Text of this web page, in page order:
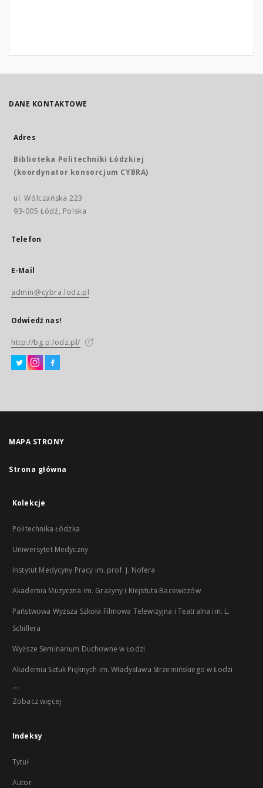
DANE KONTAKTOWE
Adres
Biblioteka Politechniki Łódzkiej
(koordynator konsorcjum CYBRA)
ul. Wólczańska 223
93-005 Łódź, Polska
Telefon
E-Mail
admin@cybra.lodz.pl
Odwiedź nas!
http://bg.p.lodz.pl/
MAPA STRONY
Strona główna
Kolekcje
Politechnika Łódzka
Uniwersytet Medyczny
Instytut Medycyny Pracy im. prof. J. Nofera
Akademia Muzyczna im. Grażyny i Kiejstuta Bacewiczów
Państwowa Wyższa Szkoła Filmowa Telewizyjna i Teatralna im. L.
Schillera
Wyższe Seminarium Duchowne w Łodzi
Akademia Sztuk Pięknych im. Władysława Strzemińskiego w Łodzi
...
Zobacz więcej
Indeksy
Tytuł
Autor